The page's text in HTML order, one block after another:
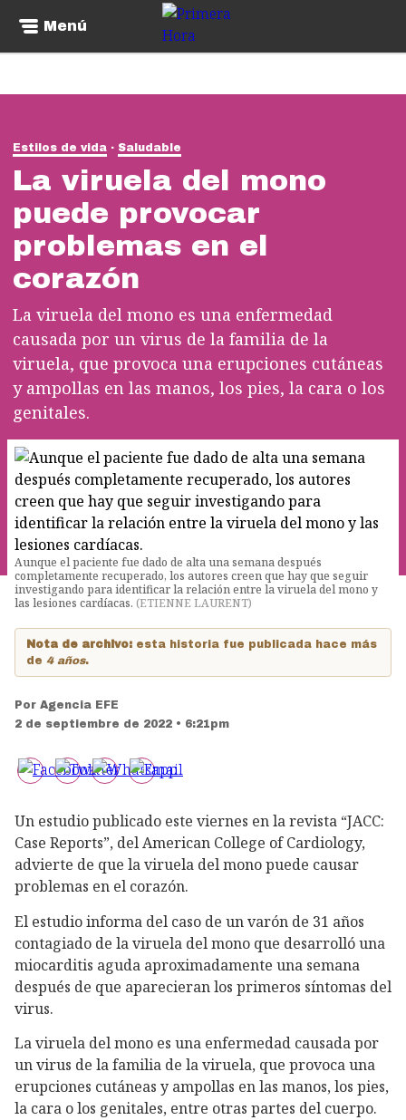
Menú
Estilos de vida Saludable
La viruela del mono
puede provocar
problemas en el
corazón
La viruela del mono es una enfermedad
causada por un virus de la familia de la
viruela, que provoca una erupciones cutáneas
y ampollas en las manos, los pies, la cara o los
genitales.
Aunque el paciente fue dado de alta una semana después
completamente recuperado, los autores creen que hay que seguir
investigando para identificar la relación entre la viruela del mono y
las lesiones cardíacas. (ETIENNE LAURENT)
Nota de archivo: esta historia fue publicada hace más
de 4 años.
Por Agencia EFE
2 de septiembre de 2022 • 6:21pm
Un estudio publicado este viernes en la revista “JACC:
Case Reports”, del American College of Cardiology,
advierte de que la viruela del mono puede causar
problemas en el corazón.
El estudio informa del caso de un varón de 31 años
contagiado de la viruela del mono que desarrolló una
miocarditis aguda aproximadamente una semana
después de que aparecieran los primeros síntomas del
virus.
La viruela del mono es una enfermedad causada por
un virus de la familia de la viruela, que provoca una
erupciones cutáneas y ampollas en las manos, los pies,
la cara o los genitales, entre otras partes del cuerpo.